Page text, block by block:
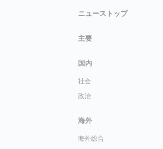
ニューストップ
主要
国内
社会
政治
海外
海外総合